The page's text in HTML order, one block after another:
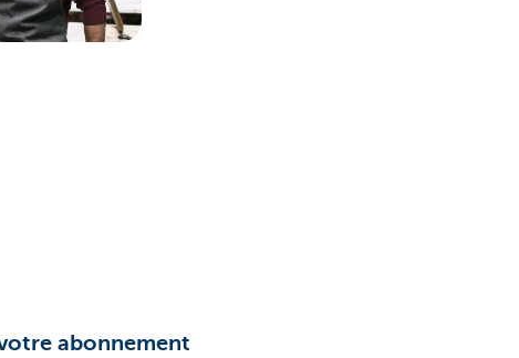
abonnement